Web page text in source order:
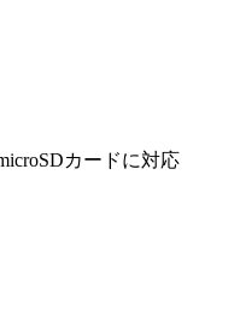
カードに対応